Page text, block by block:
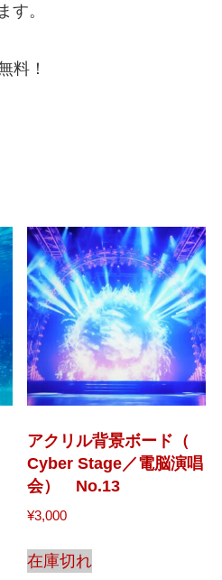
す。
料！
アクリル背景ボード（
Cyber Stage／電脳演唱
会） No.13
¥3,000
在庫切れ